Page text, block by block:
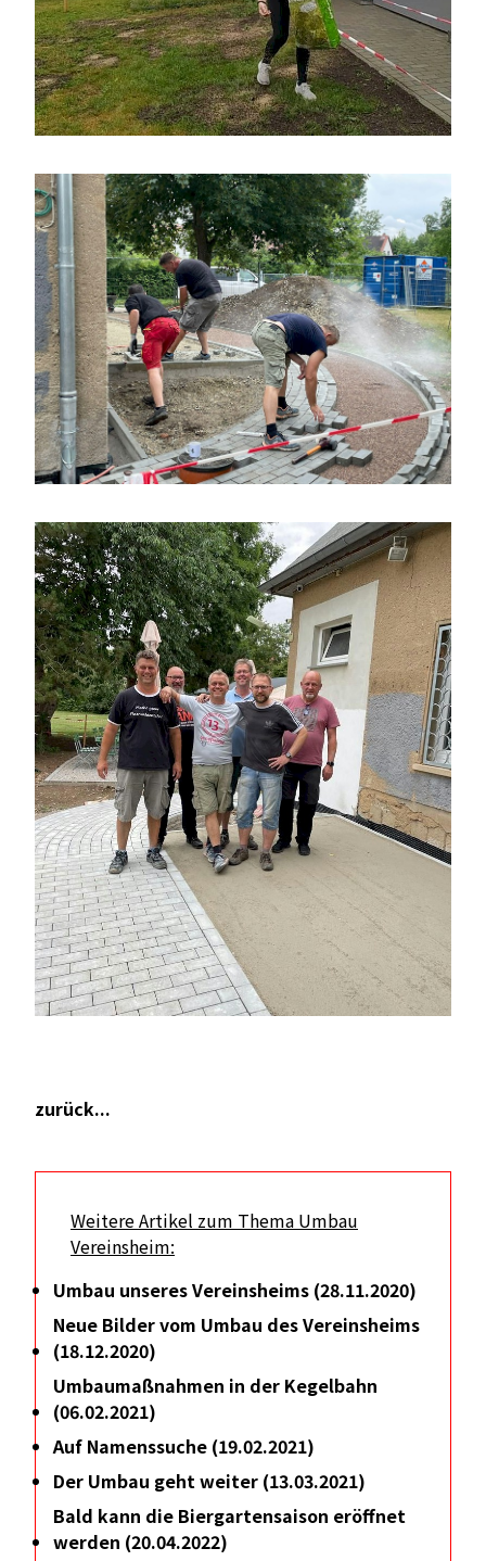
zurück...
Weitere Artikel zum Thema Umbau
Vereinsheim:
Umbau unseres Vereinsheims (28.11.2020)
Neue Bilder vom Umbau des Vereinsheims
(18.12.2020)
Umbaumaßnahmen in der Kegelbahn
(06.02.2021)
Auf Namenssuche (19.02.2021)
Der Umbau geht weiter (13.03.2021)
Bald kann die Biergartensaison eröffnet
werden (20.04.2022)